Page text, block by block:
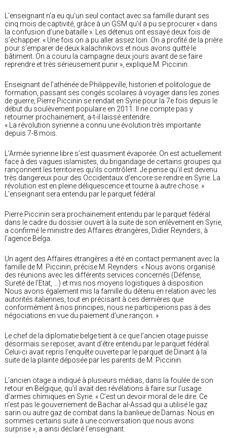
L’enseignant n’a eu qu’un seul contact avec sa famille durant ses
cinq mois de captivité, grâce à un GSM qu’il a pu se procurer « dans
la confusion d’une bataille ». Les détenus ont essayé deux fois de
s’échapper. « Une fois on a pu aller assez loin. On a profité de la prière
pour s’emparer de deux kalachnikovs et nous avons quitté le
bâtiment. On a couru la campagne deux jours avant de se faire
reprendre et très sérieusement punir », explique M. Piccinin.
Enseignant de l’athénée de Philippeville, historien et politologue de
formation, passant ses congés scolaires à voyager dans les zones
de guerre, Pierre Piccinin se rendait en Syrie pour la 7e fois depuis le
début du soulèvement populaire en 2011. Il ne compte pas y
retourner prochainement, a-t-il laissé entendre.
« La révolution syrienne a connu une évolution très importante
depuis 7-8 mois.
L’Armée syrienne libre s’est quasiment évaporée. On est actuellement
face à des vagues islamistes, du brigandage de certains groupes qui
rançonnent les territoires qu’ils contrôlent. Je pense qu’il est devenu
très dangereux pour des Occidentaux d’encore se rendre en Syrie. La
révolution est en pleine déliquescence et tourne à autre chose. »
L’enseignant sera entendu par le parquet fédéral
Pierre Piccinin sera prochainement entendu par le parquet fédéral
dans le cadre du dossier ouvert à la suite de son enlèvement en Syrie,
a confirmé le ministre des Affaires étrangères, Didier Reynders, à
l’agence Belga.
Un agent des Affaires étrangères a été en contact permanent avec la
famille de M. Piccinin, précise M. Reynders. « Nous avons organisé
des réunions avec les différents services concernés (Défense,
Sureté de l’Etat, …) et mis nos moyens logistiques à disposition.
Nous avons également mis la famille du détenu en relation avec les
autorités italiennes, tout en précisant à ces dernières que
conformément à nos principes, nous ne participerions pas à des
négociations en vue du paiement d’une rançon. »
Le chef de la diplomatie belge tient à ce que l’ancien otage puisse
désormais se reposer, avant d’être entendu par le parquet fédéral.
Celui-ci avait repris l’enquête ouverte par le parquet de Dinant à la
suite de la plainte déposée par les parents de M. Piccinin.
L’ancien otage a indiqué à plusieurs médias, dans la foulée de son
retour en Belgique, qu’il avait des révélations à faire sur l’usage
d’armes chimiques en Syrie. « C’est un devoir moral de le dire. Ce
n’est pas le gouvernement de Bachar al-Assad qui a utilisé le gaz
sarin ou autre gaz de combat dans la banlieue de Damas. Nous en
sommes certains suite à une conversation que nous avons
surprise », a ainsi déclaré l’enseignant.